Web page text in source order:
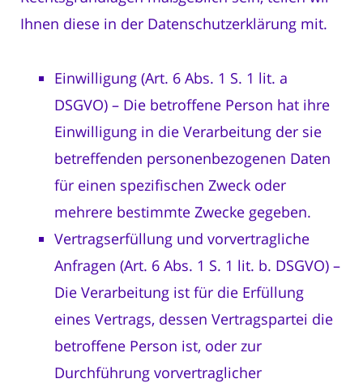
Ihnen diese in der Datenschutzerklärung mit.
Einwilligung (Art. 6 Abs. 1 S. 1 lit. a
DSGVO) – Die betroffene Person hat ihre
Einwilligung in die Verarbeitung der sie
betreffenden personenbezogenen Daten
für einen spezifischen Zweck oder
mehrere bestimmte Zwecke gegeben.
Vertragserfüllung und vorvertragliche
Anfragen (Art. 6 Abs. 1 S. 1 lit. b. DSGVO) –
Die Verarbeitung ist für die Erfüllung
eines Vertrags, dessen Vertragspartei die
betroffene Person ist, oder zur
Durchführung vorvertraglicher